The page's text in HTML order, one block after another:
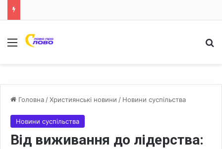
Меню
Головна /Християнські новини / Новини суспільства
Новини суспільства
Від виживання до лідерства: